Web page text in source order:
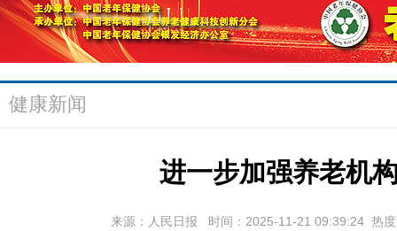
健康新闻
进一步加强养老机
来源：人民日报 时间：2025-11-21 09:39:24 热